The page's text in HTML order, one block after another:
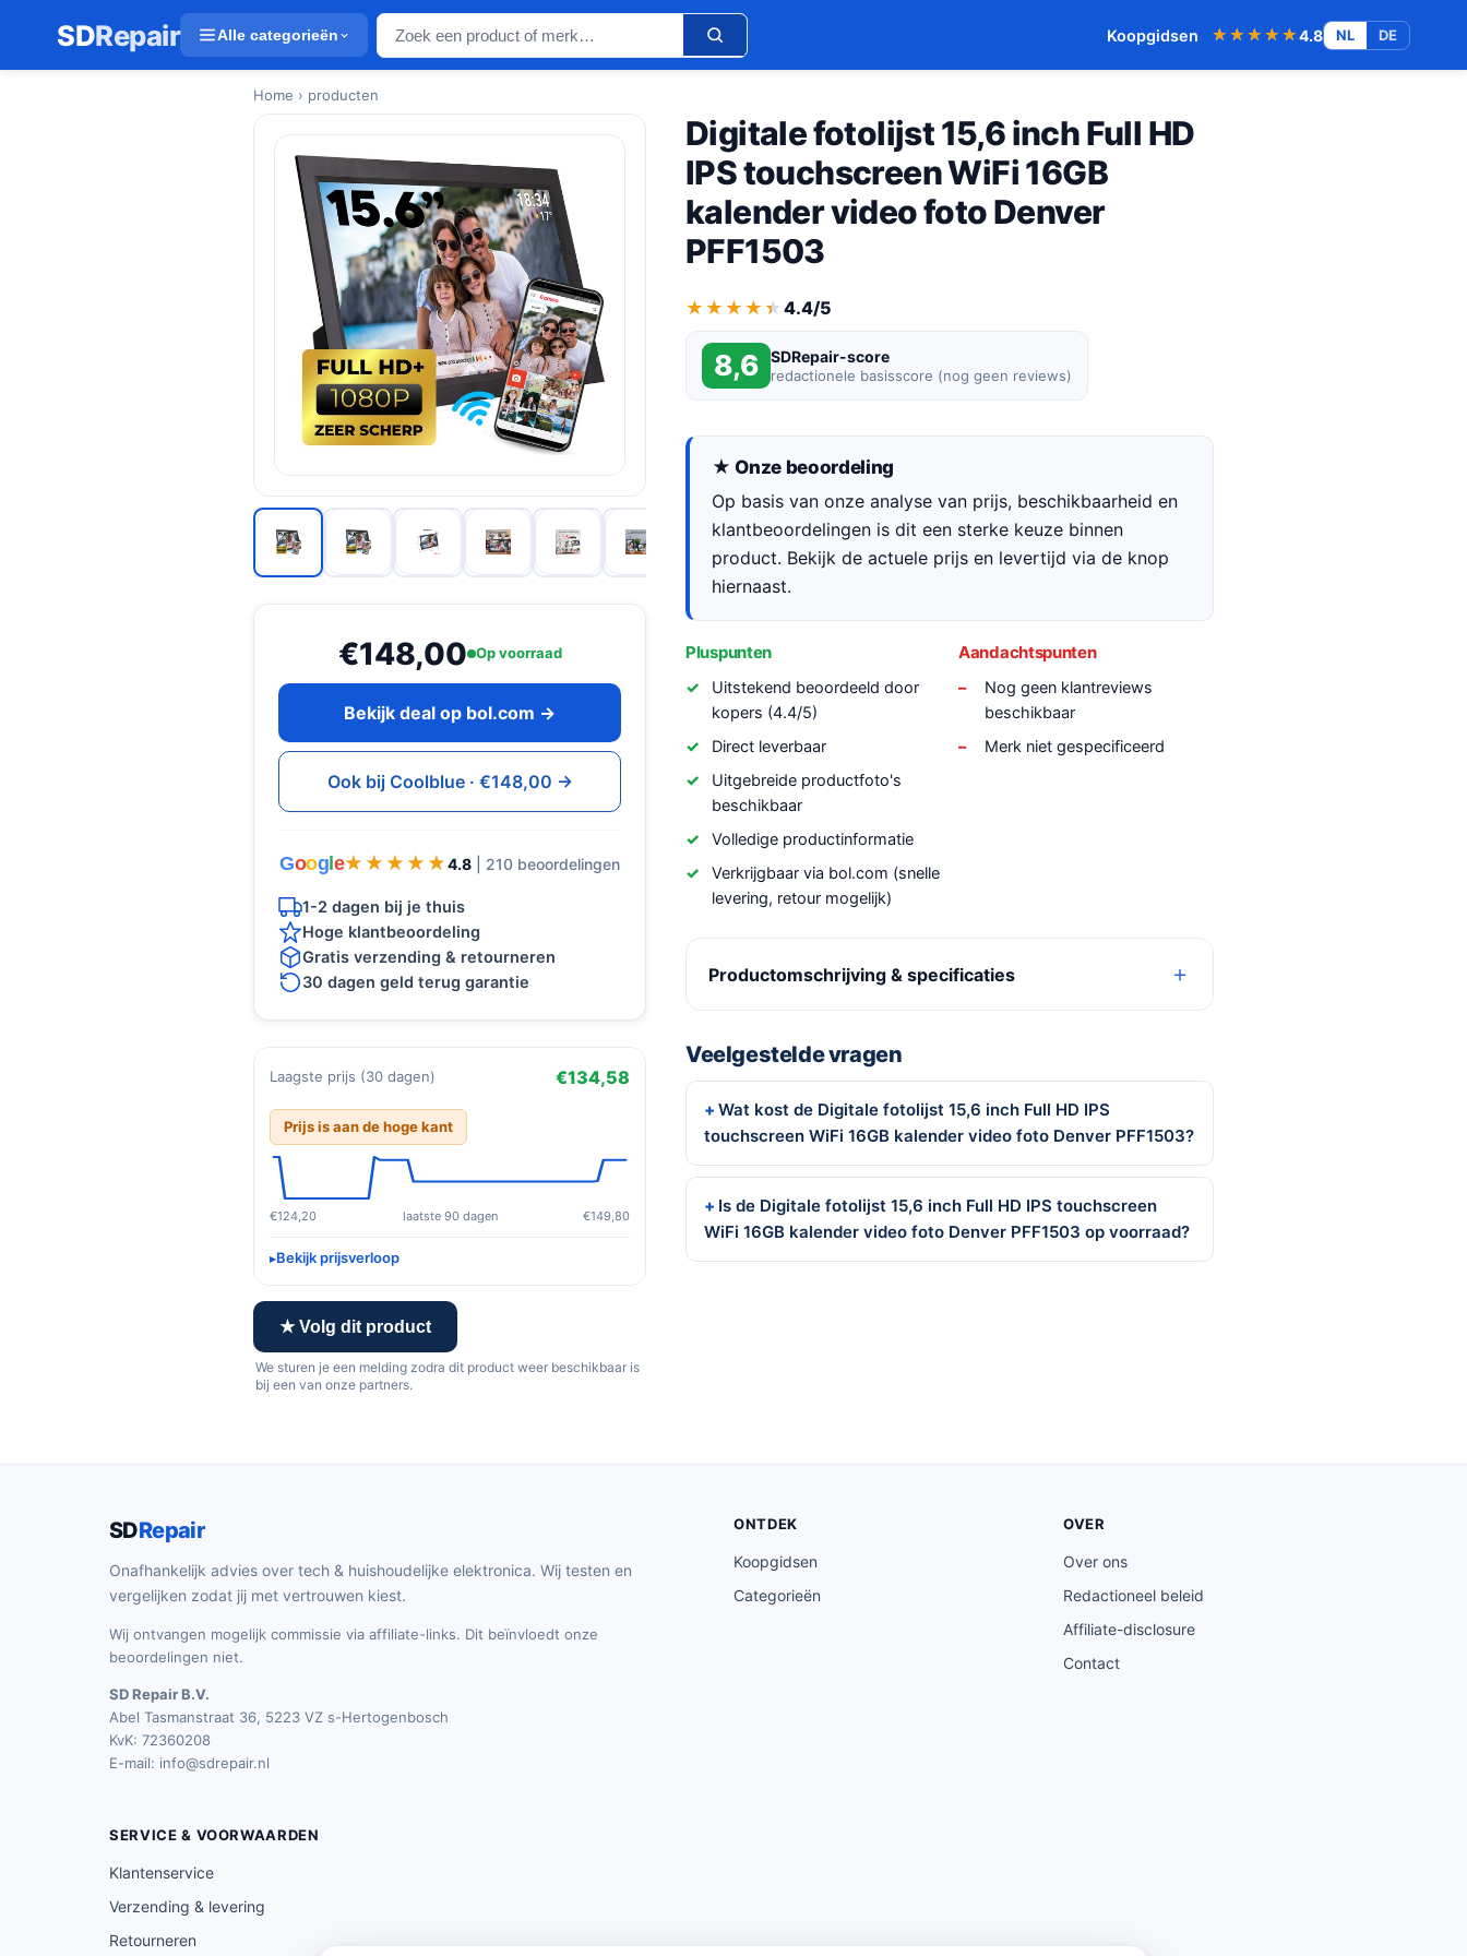
SDRepair Alle categorieën Koopgidsen ★★★★★
★★★★★4.8 NL DE
Home › producten
€148,00 Op voorraad
Bekijk deal op bol.com →
Ook bij Coolblue · €148,00 →
Google★★★★★
★★★★★ 4.8 | 210 beoordelingen
1-2 dagen bij je thuis
Hoge klantbeoordeling
Gratis verzending & retourneren
30 dagen geld terug garantie
Laagste prijs (30 dagen) €134,58
Prijs is aan de hoge kant
€124,20 laatste 90 dagen €149,80
Bekijk prijsverloop
★ Volg dit product
We sturen je een melding zodra dit product weer beschikbaar is
bij een van onze partners.
Digitale fotolijst 15,6 inch Full HD
IPS touchscreen WiFi 16GB
kalender video foto Denver
PFF1503
★★★★★
★★★★★ 4.4/5
8,6 SDRepair-score
redactionele basisscore (nog geen reviews)
★ Onze beoordeling
Op basis van onze analyse van prijs, beschikbaarheid en
klantbeoordelingen is dit een sterke keuze binnen
product. Bekijk de actuele prijs en levertijd via de knop
hiernaast.
Pluspunten
Uitstekend beoordeeld door
kopers (4.4/5)
Direct leverbaar
Uitgebreide productfoto's
beschikbaar
Volledige productinformatie
Verkrijgbaar via bol.com (snelle
levering, retour mogelijk)
Aandachtspunten
Nog geen klantreviews
beschikbaar
Merk niet gespecificeerd
Productomschrijving & specificaties
Veelgestelde vragen
Wat kost de Digitale fotolijst 15,6 inch Full HD IPS
touchscreen WiFi 16GB kalender video foto Denver PFF1503?
Is de Digitale fotolijst 15,6 inch Full HD IPS touchscreen
WiFi 16GB kalender video foto Denver PFF1503 op voorraad?
SDRepair
Onafhankelijk advies over tech & huishoudelijke elektronica. Wij testen en
vergelijken zodat jij met vertrouwen kiest.
Wij ontvangen mogelijk commissie via affiliate-links. Dit beïnvloedt onze
beoordelingen niet.
SD Repair B.V.
Abel Tasmanstraat 36, 5223 VZ s-Hertogenbosch
KvK: 72360208
E-mail: info@sdrepair.nl
ONTDEK
Koopgidsen
Categorieën
OVER
Over ons
Redactioneel beleid
Affiliate-disclosure
Contact
SERVICE & VOORWAARDEN
Klantenservice
Verzending & levering
Retourneren